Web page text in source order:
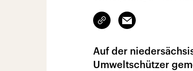
Link
kopieren/teilen
Email
Auf der
Umweltschützer